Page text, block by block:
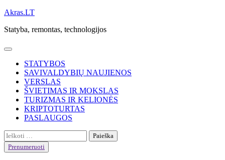
Skip
content
Akras.LT
Statyba, remontas, technologijos
STATYBOS
SAVIVALDYBIŲ NAUJIENOS
VERSLAS
ŠVIETIMAS IR MOKSLAS
TURIZMAS IR KELIONĖS
KRIPTOTURTAS
PASLAUGOS
Ieškoti:
Prenumeruoti